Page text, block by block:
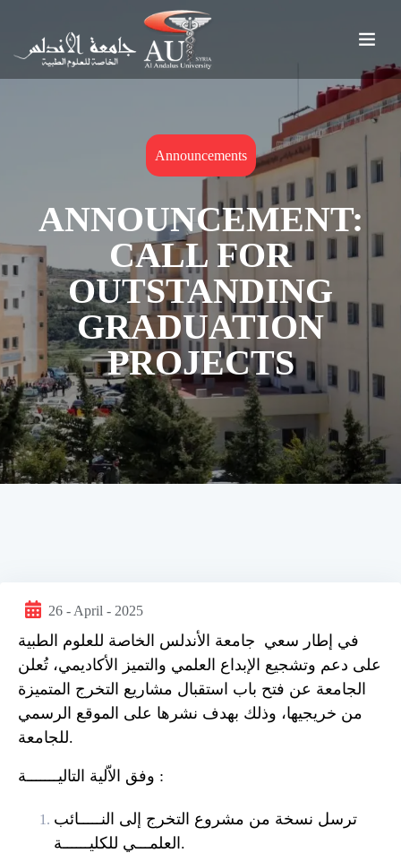
Announcements
ANNOUNCEMENT:
CALL FOR
OUTSTANDING
GRADUATION
PROJECTS
26 - April - 2025
في إطار سعي جامعة الأندلس الخاصة للعلوم الطبية
على دعم وتشجيع الإبداع العلمي والتميز الأكاديمي، تُعلن
الجامعة عن فتح باب استقبال مشاريع التخرج المتميزة
من خريجيها، وذلك بهدف نشرها على الموقع الرسمي
للجامعة.
وفق الاّلية التاليـــــــة :
ترسل نسخة من مشروع التخرج إلى النـــــائب
العلمـــي للكليــــــة.